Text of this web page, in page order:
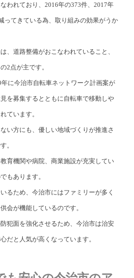
われており、2016年の373件、2017年
ってきている為、取り組みの効果がうか
、道路整備がおこなわれていること、
2点が主です。
に今治市自転車ネットワーク計画案が
を募集するとともに自転車で移動しや
ています。
い方にも、優しい地域づくりが推進さ
。
育機関や病院、商業施設が充実してい
もあります。
るため、今治市にはファミリーが多く
会が機能しているのです。
犯面を強化させるため、今治市は治安
だと人気が高くなっています。